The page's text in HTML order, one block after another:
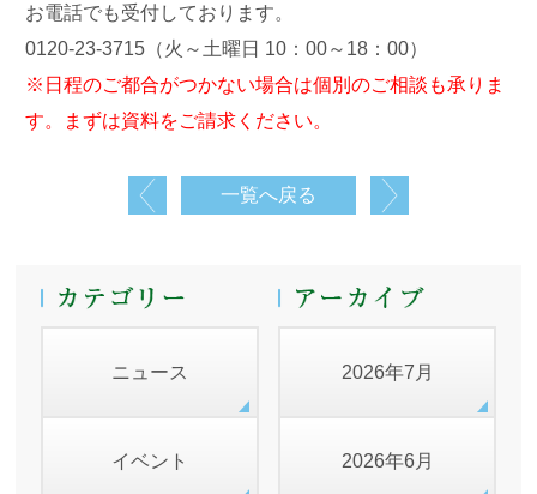
お電話でも受付しております。
0120-23-3715（火～土曜日 10：00～18：00）
※日程のご都合がつかない場合は個別のご相談も承りま
す。まずは資料をご請求ください。
一覧へ戻る
ニュース
イベント
2026年7月
2026年6月